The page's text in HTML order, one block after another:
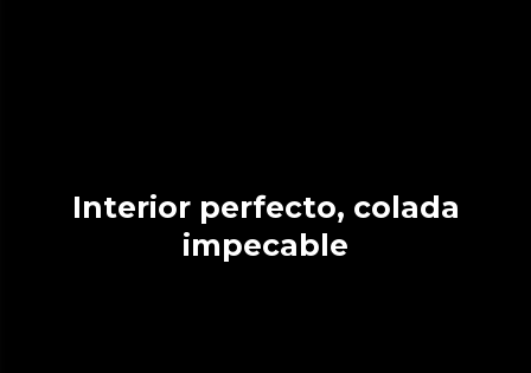
Interior perfecto, colada
impecable